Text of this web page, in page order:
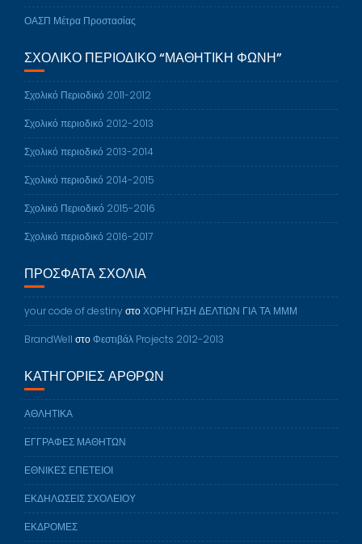
ΟΑΣΠ Μέτρα Προστασίας
ΣΧΟΛΙΚΌ ΠΕΡΙΟΔΙΚΌ “ΜΑΘΗΤΙΚΉ ΦΩΝΉ”
Σχολικό Περιοδικό 2011-2012
Σχολικό περιοδικό 2012-2013
Σχολικό περιοδικό 2013-2014
Σχολικό περιοδικό 2014-2015
Σχολικό Περιοδικό 2015-2016
Σχολικό περιοδικό 2016-2017
ΠΡΌΣΦΑΤΑ ΣΧΌΛΙΑ
your code of destiny στοΧΟΡΗΓΗΣΗ ΔΕΛΤΙΩΝ ΓΙΑ ΤΑ ΜΜΜ
BrandWell στοΦεστιβάλ Projects 2012-2013
ΚΑΤΗΓΟΡΊΕΣ ΑΡΘΡΩΝ
ΑΘΛΗΤΙΚΑ
ΕΓΓΡΑΦΕΣ ΜΑΘΗΤΩΝ
ΕΘΝΙΚΕΣ ΕΠΕΤΕΙΟΙ
ΕΚΔΗΛΩΣΕΙΣ ΣΧΟΛΕΙΟΥ
ΕΚΔΡΟΜΕΣ